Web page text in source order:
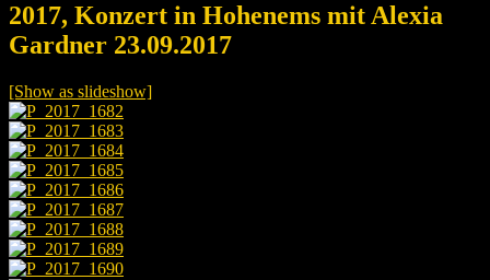
2017, Konzert in Hohenems mit Alexia
Gardner 23.09.2017
[Show as slideshow]